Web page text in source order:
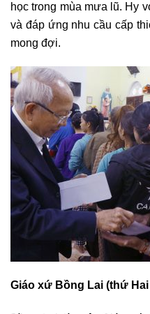
học trong mùa mưa lũ. Hy
và đáp ứng nhu cầu cấp
mong đợi.
Giáo xứ Bồng Lai (thứ Hai